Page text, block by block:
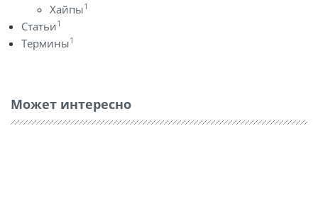
Хайпы1
Статьи1
Термины1
Может интересно